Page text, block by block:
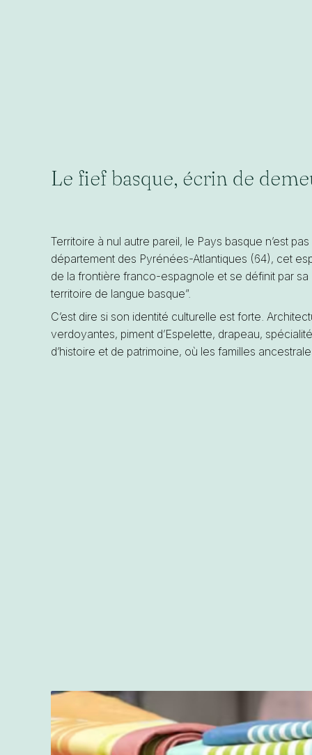
Le fief basque, écrin de
Territoire à nul autre pareil, le Pays basque n’est
département des Pyrénées-Atlantiques (64), cet
de la frontière franco-espagnole et se définit par
territoire de langue basque”.
C’est dire si son identité culturelle est forte.
verdoyantes, piment d’Espelette, drapeau,
d’histoire et de patrimoine, où les familles